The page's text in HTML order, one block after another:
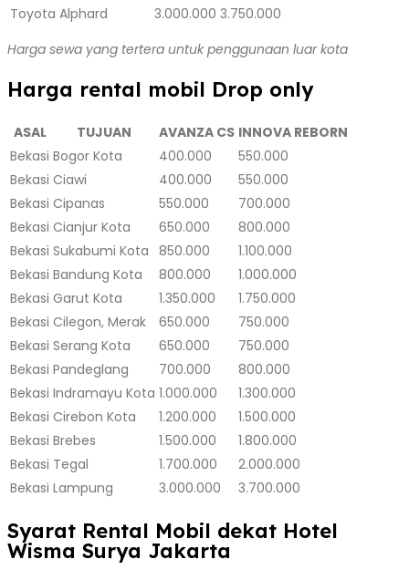
Toyota Alphard
3.000.000 3.750.000
Harga sewa yang tertera untuk penggunaan luar kota
Harga rental mobil Drop only
ASAL TUJUAN AVANZA CS INNOVA REBORN
Bekasi Bogor Kota 400.000
550.000
Bekasi Ciawi 400.000
550.000
Bekasi Cipanas 550.000
700.000
Bekasi Cianjur Kota 650.000
800.000
Bekasi Sukabumi Kota 850.000
1.100.000
Bekasi Bandung Kota 800.000
1.000.000
Bekasi Garut Kota 1.350.000
1.750.000
Bekasi Cilegon, Merak 650.000
750.000
Bekasi Serang Kota 650.000
750.000
Bekasi Pandeglang 700.000
800.000
Bekasi Indramayu Kota 1.000.000
1.300.000
Bekasi Cirebon Kota 1.200.000
1.500.000
Bekasi Brebes 1.500.000
1.800.000
Bekasi Tegal 1.700.000
2.000.000
Bekasi Lampung 3.000.000 3.700.000
Syarat Rental Mobil dekat Hotel
Wisma Surya Jakarta